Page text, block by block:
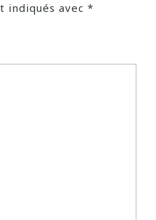
indiqués avec *